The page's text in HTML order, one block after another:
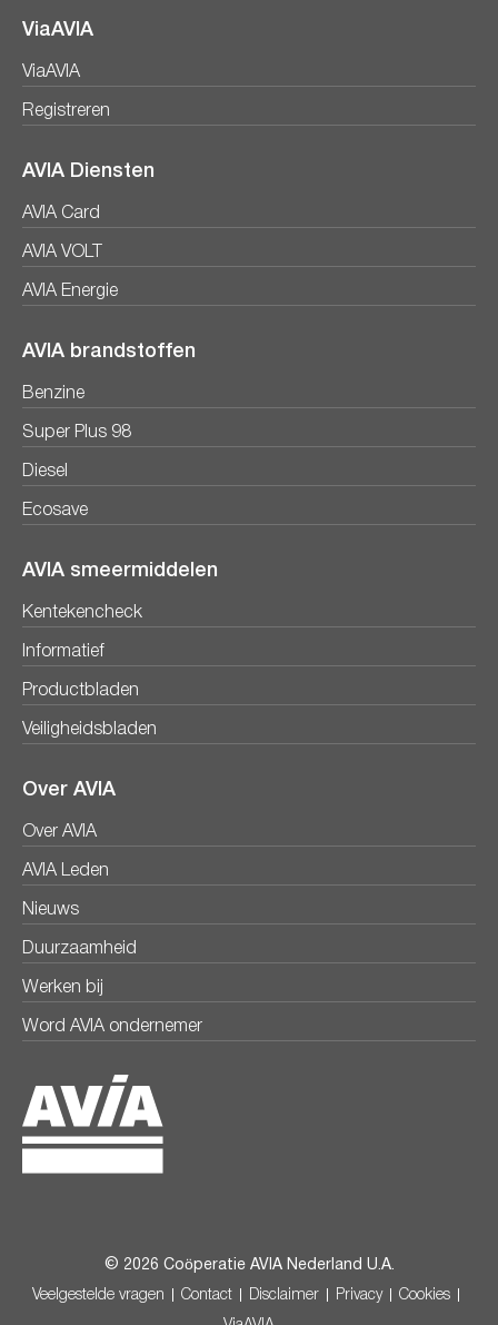
ViaAVIA
ViaAVIA
Registreren
AVIA Diensten
AVIA Card
AVIA VOLT
AVIA Energie
AVIA brandstoffen
Benzine
Super Plus 98
Diesel
Ecosave
AVIA smeermiddelen
Kentekencheck
Informatief
Productbladen
Veiligheidsbladen
Over AVIA
Over AVIA
AVIA Leden
Nieuws
Duurzaamheid
Werken bij
Word AVIA ondernemer
© 2026 Coöperatie AVIA Nederland U.A.
Veelgestelde vragen Contact Disclaimer Privacy Cookies